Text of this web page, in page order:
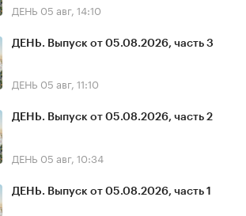
ДЕНЬ 05 авг, 14:10
ДЕНЬ. Выпуск от 05.08.2026, часть 3
ДЕНЬ 05 авг, 11:10
ДЕНЬ. Выпуск от 05.08.2026, часть 2
ДЕНЬ 05 авг, 10:34
ДЕНЬ. Выпуск от 05.08.2026, часть 1